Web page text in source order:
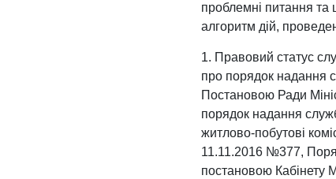
проблемні питання та
алгоритм дій,
1. Правовий статус
про порядок надання
Постановою Ради
порядок надання
житлово-побутові
11.11.2016 №377,
постановою Кабінету